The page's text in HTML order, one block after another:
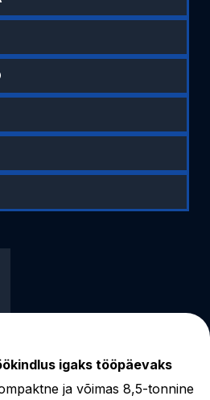
igaks tööpäevaks
ja võimas 8,5-tonnine